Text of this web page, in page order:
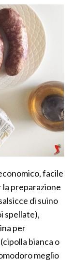
facile
preparazione
di suino
spellate),
per
bianca o
meglio